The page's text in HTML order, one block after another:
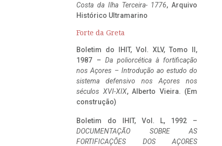
Costa da Ilha Terceira- 1776, Arquivo
Histórico Ultramarino
Forte da Greta
Boletim do IHIT, Vol. XLV, Tomo II,
1987 – Da poliorcética à fortificação
nos Açores – Introdução ao estudo do
sistema defensivo nos Açores nos
séculos XVI-XIX, Alberto Vieira. (Em
construção)
Boletim do IHIT, Vol. L, 1992 –
DOCUMENTAÇÃO SOBRE AS
FORTIFICAÇÕES DOS AÇORES